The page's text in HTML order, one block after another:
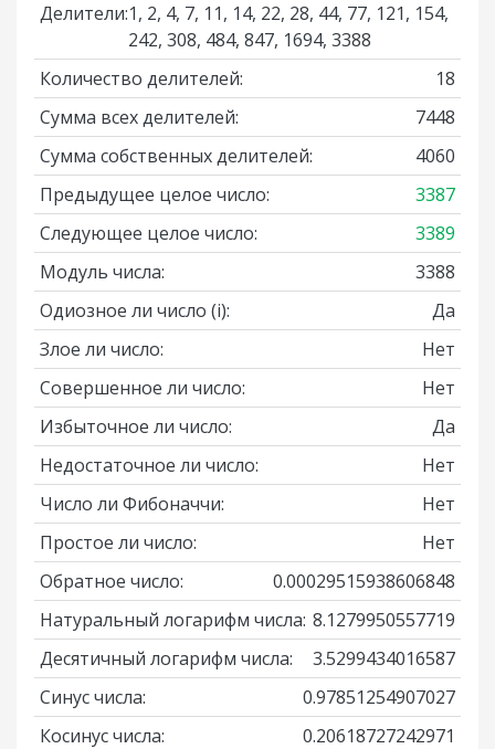
Делители:1, 2, 4, 7, 11, 14, 22, 28, 44, 77, 121, 154,
242, 308, 484, 847, 1694, 3388
Количество делителей:
18
Сумма всех делителей:
7448
Сумма собственных делителей:
4060
Предыдущее целое число:
3387
Следующее целое число:
3389
Модуль числа:
3388
Одиозное ли число (i):
Да
Злое ли число:
Нет
Совершенное ли число:
Нет
Избыточное ли число:
Да
Недостаточное ли число:
Нет
Число ли Фибоначчи:
Нет
Простое ли число:
Нет
Обратное число:
0.00029515938606848
Натуральный логарифм числа: 8.1279950557719
Десятичный логарифм числа:
3.5299434016587
Синус числа:
0.97851254907027
Косинус числа:
0.20618727242971